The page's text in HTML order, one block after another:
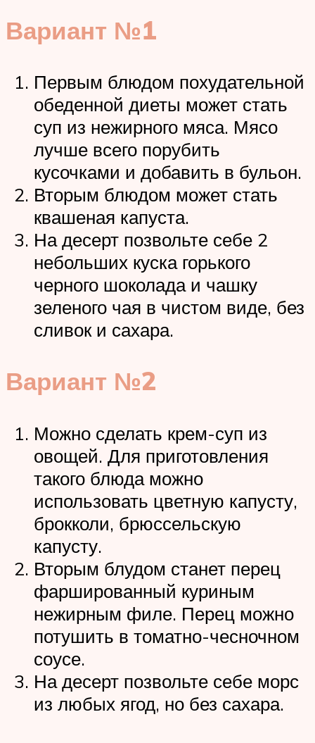
Вариант №1
Первым блюдом похудательной
обеденной диеты может стать
суп из нежирного мяса. Мясо
лучше всего порубить
кусочками и добавить в бульон.
Вторым блюдом может стать
квашеная капуста.
На десерт позвольте себе 2
небольших куска горького
черного шоколада и чашку
зеленого чая в чистом виде, без
сливок и сахара.
Вариант №2
Можно сделать крем-суп из
овощей. Для приготовления
такого блюда можно
использовать цветную капусту,
брокколи, брюссельскую
капусту.
Вторым блудом станет перец
фаршированный куриным
нежирным филе. Перец можно
потушить в томатно-чесночном
соусе.
На десерт позвольте себе морс
из любых ягод, но без сахара.